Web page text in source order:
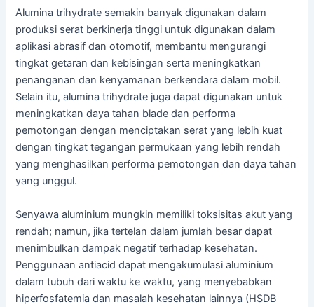
Alumina trihydrate semakin banyak digunakan dalam
produksi serat berkinerja tinggi untuk digunakan dalam
aplikasi abrasif dan otomotif, membantu mengurangi
tingkat getaran dan kebisingan serta meningkatkan
penanganan dan kenyamanan berkendara dalam mobil.
Selain itu, alumina trihydrate juga dapat digunakan untuk
meningkatkan daya tahan blade dan performa
pemotongan dengan menciptakan serat yang lebih kuat
dengan tingkat tegangan permukaan yang lebih rendah
yang menghasilkan performa pemotongan dan daya tahan
yang unggul.
Senyawa aluminium mungkin memiliki toksisitas akut yang
rendah; namun, jika tertelan dalam jumlah besar dapat
menimbulkan dampak negatif terhadap kesehatan.
Penggunaan antiacid dapat mengakumulasi aluminium
dalam tubuh dari waktu ke waktu, yang menyebabkan
hiperfosfatemia dan masalah kesehatan lainnya (HSDB